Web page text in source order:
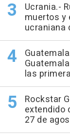
Ucrania.-
muertos y
ucraniana
las
Rockstar
extendido
27 de